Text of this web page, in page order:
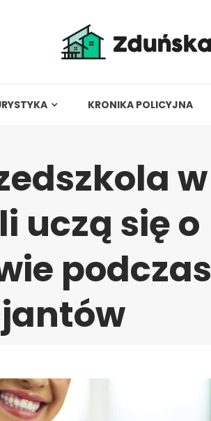
KRONIKA POLICYJNA
w
uczą się o
podczas